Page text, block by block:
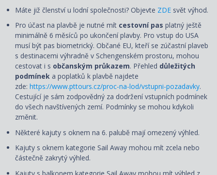
Máte již členství u lodní společnosti? Objevte ZDE svět výhod.
Pro účast na plavbě je nutné mít cestovní pas platný ještě
minimálně 6 měsíců po ukončení plavby. Pro vstup do USA
musí být pas biometrický. Občané EU, kteří se zúčastní plaveb
s destinacemi výhradně v Schengenském prostoru, mohou
cestovat i s občanským průkazem. Přehled důležitých
podmínek a poplatků k plavbě najdete
zde: https://www.pttours.cz/proc-na-lod/vstupni-pozadavky.
Cestující je sám zodpovědný za dodržení vstupních podmínek
do všech navštívených zemí. Podmínky se mohou kdykoli
změnit.
Některé kajuty s oknem na 6. palubě mají omezený výhled.
Kajuty s oknem kategorie Sail Away mohou mít zcela nebo
částečně zakrytý výhled.